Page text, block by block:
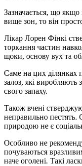
Зазначається, що якщо
вище зон, то він
Лікар Лорен Фінкі
торкання частин
щоки, основу вух та
Саме на цих ділянках
залоз, які
свого запаху.
Також вчені
неправильно пестять.
природою не є
Особливо не
почуваються
наче оголені. Такі